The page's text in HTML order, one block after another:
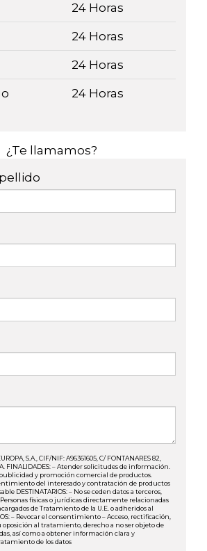
24 Horas
24 Horas
24 Horas
24 Horas
¿Te llamamos?
S.A., CIF/NIF: A96361605, C/ FONTANARES 82,
FINALIDADES: – Atender solicitudes de información.
y promoción comercial de productos.
del interesado y contratación de productos
DESTINATARIOS: – No se ceden datos a terceros,
físicas o jurídicas directamente relacionadas
de Tratamiento de la U.E. o adheridos al
– Revocar el consentimiento – Acceso, rectificación,
al tratamiento, derecho a no ser objeto de
así como a obtener información clara y
de los datos